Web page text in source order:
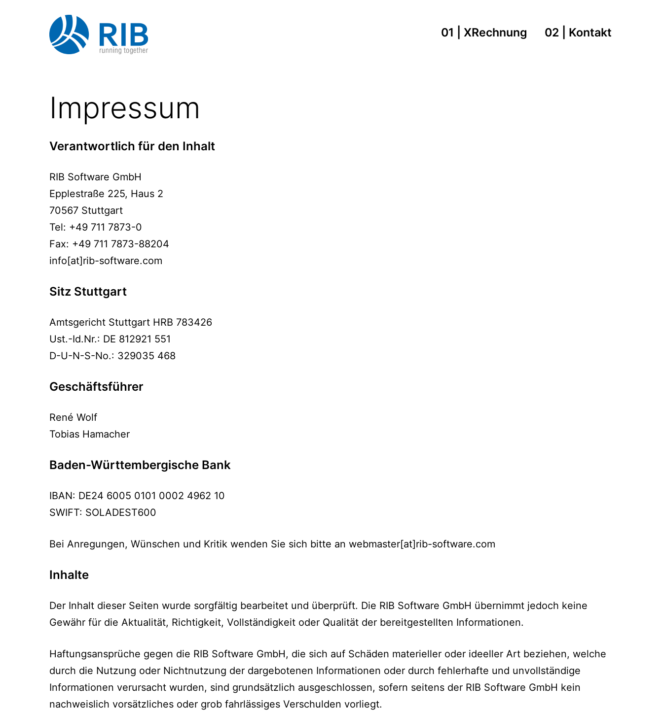
RIB
Software
01 | XRechnung 02 | Kontakt
Impressum
Verantwortlich für den Inhalt
RIB Software GmbH
Epplestraße 225, Haus 2
70567 Stuttgart
Tel: +49 711 7873-0
Fax: +49 711 7873-88204
info[at]rib-software.com
Sitz Stuttgart
Amtsgericht Stuttgart HRB 783426
Ust.-Id.Nr.: DE 812921 551
D-U-N-S-No.: 329035 468
Geschäftsführer
René Wolf
Tobias Hamacher
Baden-Württembergische Bank
IBAN: DE24 6005 0101 0002 4962 10
SWIFT: SOLADEST600
Bei Anregungen, Wünschen und Kritik wenden Sie sich bitte an webmaster[at]rib-software.com
Inhalte
Der Inhalt dieser Seiten wurde sorgfältig bearbeitet und überprüft. Die RIB Software GmbH übernimmt jedoch keine
Gewähr für die Aktualität, Richtigkeit, Vollständigkeit oder Qualität der bereitgestellten Informationen.
Haftungsansprüche gegen die RIB Software GmbH, die sich auf Schäden materieller oder ideeller Art beziehen, welche
durch die Nutzung oder Nichtnutzung der dargebotenen Informationen oder durch fehlerhafte und unvollständige
Informationen verursacht wurden, sind grundsätzlich ausgeschlossen, sofern seitens der RIB Software GmbH kein
nachweislich vorsätzliches oder grob fahrlässiges Verschulden vorliegt.